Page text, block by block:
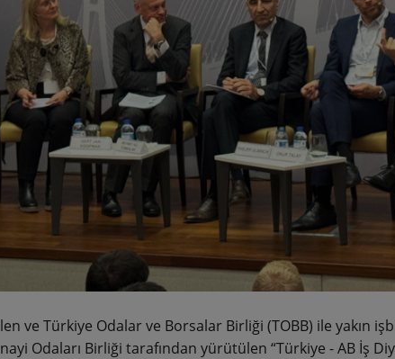
ve Türkiye Odalar ve Borsalar Birliği (TOBB) ile yakın
Odaları Birliği tarafından yürütülen “Türkiye - AB İş